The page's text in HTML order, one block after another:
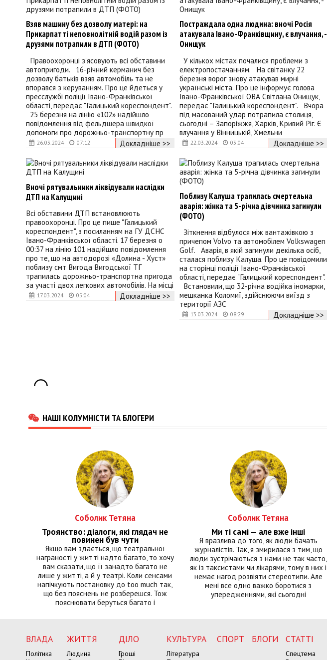
26.03.2024 07:12
Взяв машину без дозволу матері: на
Прикарпатті неповнолітній водій разом із
друзями потрапили в ДТП (ФОТО)
Правоохоронці з'ясовують всі обставини
автопригоди. 16-річний керманич без
дозволу батьків взяв автомобіль та не
впорався з керуванням. Про це йдеться у
пресслужбі поліції Івано-Франківської
області, передає "Галицький кореспондент".
25 березня на лінію «102» надійшло
повідомлення від фельдшера швидкої
допомоги про дорожньо-транспортну пр
Докладніше >>
22.03.2024 03:04
Постраждала одна людина: вночі Росія
атакувала Івано-Франківщину, є влучання, -
Онищук
У кількох містах почалися проблеми з
електропостачанням. На світанку 22
березня ворог знову атакував мирні
українські міста. Про це інформує голова
Івано-Франківської ОВА Світлана Онищук,
передає "Галицький кореспондент". Вчора
під масований удар потрапила столиця,
сьогодні – Запоріжжя, Харків, Кривий Ріг. Є
влучання у Вінницькій, Хмельни
Докладніше >>
17.03.2024 05:04
Вночі рятувальники ліквідували наслідки
ДТП на Калущині
Всі обставини ДТП встановлюють
правоохоронці. Про це пише "Галицький
кореспондент", з посиланням на ГУ ДСНС
Івано-Франківської області. 17 березня о
00:37 на лінію 101 надійшло повідомлення
про те, що на автодорозі «Долина - Хуст»
поблизу смт Вигода Вигодської ТГ
трапилась дорожньо-транспортна пригода
за участі двох легкових автомобілів. На місці
Докладніше >>
13.03.2024 08:29
Поблизу Калуша трапилась смертельна
аварія: жінка та 5-річна дівчинка загинули
(ФОТО)
Зіткнення відбулося між вантажівкою з
причепом Volvo та автомобілем Volkswagen
Golf. Аварія, в якій загинули декілька осіб,
сталася поблизу Калуша. Про це повідомили
на сторінці поліції Івано-Франківської
області, передає "Галицький кореспондент".
Встановили, що 32-річна водійка іномарки,
мешканка Коломиї, здійснюючи виїзд з
території АЗС
Докладніше >>
НАШІ КОЛУМНІСТИ ТА БЛОГЕРИ
Соболик Тетяна
Троянство: діалоги, які глядач не
повинен був чути
Якщо вам здається, що театральної
награності у житті надто багато, то хочу
вам сказати, що її занадто багато не
лише у житті, а й у театрі. Коли сенсами
напічкують постановку до too much так,
що без пояснень не розберешся. Тож
пояснювати беруться багато і
Соболик Тетяна
Ми ті самі — але вже інші
Я вразлива до того, як люди бачать
журналістів. Так, я змирилася з тим, що
люди зустрічаються з нами не так часто,
як із таксистами чи лікарями, тому в них і
немає нагод розвіяти стереотипи. Але
мені все одно важко боротися з
упередженнями, які сьогодні
ВЛАДА
Політика
ЖИТТЯ
Людина
ДІЛО
Гроші
КУЛЬТУРА
Література
СПОРТ БЛОГИ СТАТТІ
Спецтема